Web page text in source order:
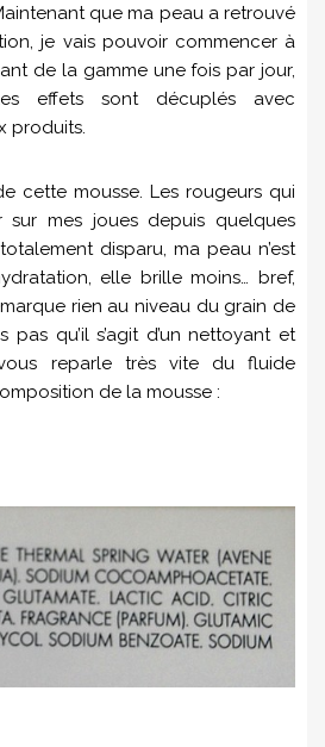
que ma peau a retrouvé
je vais pouvoir commencer à
de la gamme une fois par jour,
effets sont décuplés avec
produits.
cette mousse. Les rougeurs qui
sur mes joues depuis quelques
disparu, ma peau n’est
elle brille moins… bref,
rien au niveau du grain de
pas qu’il s’agit d’un nettoyant et
reparle très vite du fluide
de la mousse :